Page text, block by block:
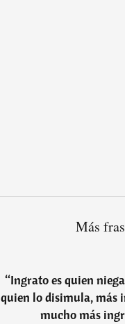
Más
“Ingrato es quien
quien lo disimula, más
mucho más